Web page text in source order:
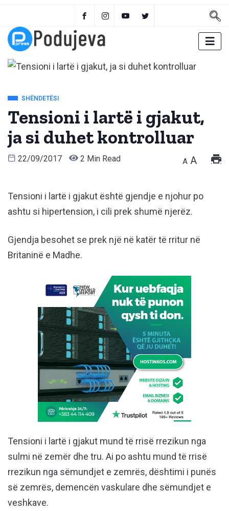
SHËNDETËSI
Tensioni i lartë i gjakut,
ja si duhet kontrolluar
22/09/2017 2 Min Read A A
Tensioni i lartë i gjakut është gjendje e njohur po
ashtu si hipertension, i cili prek shumë njerëz.
Gjendja besohet se prek një në katër të rritur në
Britaninë e Madhe.
Tensioni i lartë i gjakut mund të rrisë rrezikun nga
sulmi në zemër dhe tru. Ai po ashtu mund të rrisë
rrezikun nga sëmundjet e zemrës, dështimi i punës
së zemrës, demencën vaskulare dhe sëmundjet e
veshkave.